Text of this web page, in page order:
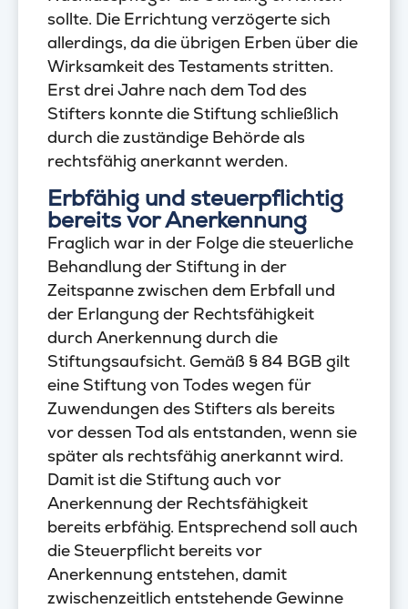
sollte. Die Errichtung verzögerte sich
allerdings, da die übrigen Erben über die
Wirksamkeit des Testaments stritten.
Erst drei Jahre nach dem Tod des
Stifters konnte die Stiftung schließlich
durch die zuständige Behörde als
rechtsfähig anerkannt werden.
Erbfähig und steuerpflichtig
bereits vor Anerkennung
Fraglich war in der Folge die steuerliche
Behandlung der Stiftung in der
Zeitspanne zwischen dem Erbfall und
der Erlangung der Rechtsfähigkeit
durch Anerkennung durch die
Stiftungsaufsicht. Gemäß § 84 BGB gilt
eine Stiftung von Todes wegen für
Zuwendungen des Stifters als bereits
vor dessen Tod als entstanden, wenn sie
später als rechtsfähig anerkannt wird.
Damit ist die Stiftung auch vor
Anerkennung der Rechtsfähigkeit
bereits erbfähig. Entsprechend soll auch
die Steuerpflicht bereits vor
Anerkennung entstehen, damit
zwischenzeitlich entstehende Gewinne